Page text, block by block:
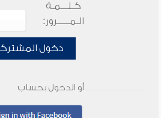
كـلـــمـة
الـمـــــرور:
دخول
أو الدخول بحساب